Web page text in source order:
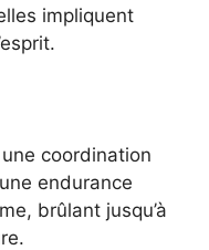
impliquent
coordination
endurance
brûlant jusqu’à